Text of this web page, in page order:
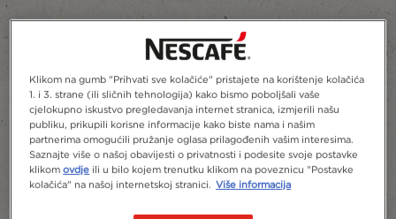
Dodaj u favorite
Klikom na gumb "Prihvati sve kolačiće" pristajete na korištenje kolačića
1. i 3. strane (ili sličnih tehnologija) kako bismo poboljšali vaše
cjelokupno iskustvo pregledavanja internet stranica, izmjerili našu
publiku, prikupili korisne informacije kako biste nama i našim
partnerima omogućili pružanje oglasa prilagođenih vašim interesima.
Saznajte više o našoj obavijesti o privatnosti i podesite svoje postavke
klikomovdje ili u bilo kojem trenutku klikom na poveznicu "Postavke
kolačića" na našoj internetskoj stranici. Više informacija